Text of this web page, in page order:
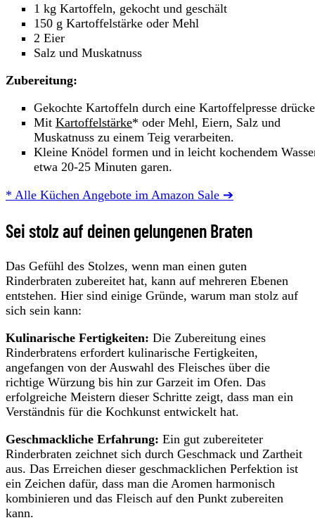
1 kg Kartoffeln, gekocht und geschält
150 g Kartoffelstärke oder Mehl
2 Eier
Salz und Muskatnuss
Zubereitung:
Gekochte Kartoffeln durch eine Kartoffelpresse
Mit Kartoffelstärke* oder Mehl, Eiern, Salz und
Muskatnuss zu einem Teig verarbeiten.
Kleine Knödel formen und in leicht kochendem
etwa 20-25 Minuten garen.
* Alle Küchen Angebote im Amazon Sale ➔
Sei stolz auf deinen gelungenen Braten
Das Gefühl des Stolzes, wenn man einen guten
Rinderbraten zubereitet hat, kann auf mehreren Ebenen
entstehen. Hier sind einige Gründe, warum man stolz auf
sich sein kann:
Kulinarische Fertigkeiten: Die Zubereitung eines
Rinderbratens erfordert kulinarische Fertigkeiten,
angefangen von der Auswahl des Fleisches über die
richtige Würzung bis hin zur Garzeit im Ofen. Das
erfolgreiche Meistern dieser Schritte zeigt, dass man ein
Verständnis für die Kochkunst entwickelt hat.
Geschmackliche Erfahrung: Ein gut zubereiteter
Rinderbraten zeichnet sich durch Geschmack und Zartheit
aus. Das Erreichen dieser geschmacklichen Perfektion ist
ein Zeichen dafür, dass man die Aromen harmonisch
kombinieren und das Fleisch auf den Punkt zubereiten
kann.